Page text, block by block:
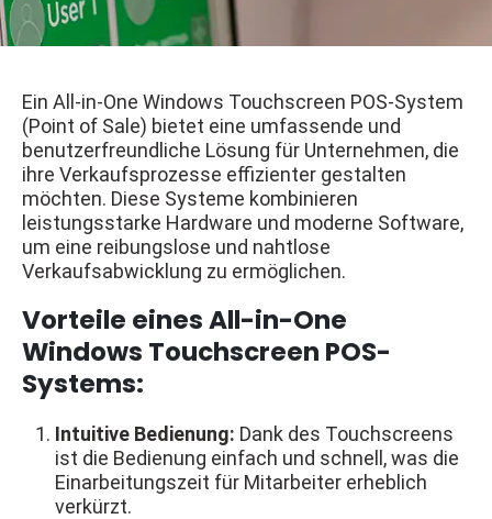
Ein All-in-One Windows Touchscreen POS-System
(Point of Sale) bietet eine umfassende und
benutzerfreundliche Lösung für Unternehmen, die
ihre Verkaufsprozesse effizienter gestalten
möchten. Diese Systeme kombinieren
leistungsstarke Hardware und moderne Software,
um eine reibungslose und nahtlose
Verkaufsabwicklung zu ermöglichen.
Vorteile eines All-in-One
Windows Touchscreen POS-
Systems:
Intuitive Bedienung: Dank des Touchscreens
ist die Bedienung einfach und schnell, was die
Einarbeitungszeit für Mitarbeiter erheblich
verkürzt.